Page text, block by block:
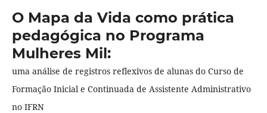
O Mapa da Vida como prática
pedagógica no Programa
Mulheres Mil:
uma análise de registros reflexivos de alunas do Curso de
Formação Inicial e Continuada de Assistente Administrativo
no IFRN